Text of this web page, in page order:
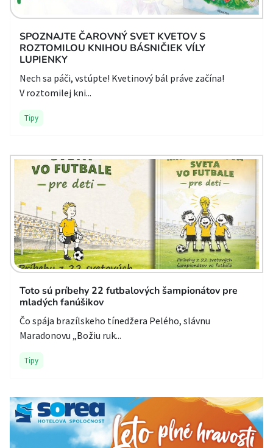
SPOZNAJTE ČAROVNÝ SVET KVETOV S
ROZTOMILOU KNIHOU BÁSNIČIEK VÍLY
LUPIENKY
Nech sa páči, vstúpte! Kvetinový bál práve začína!
V roztomilej kni...
Tipy
Toto sú príbehy 22 futbalových šampionátov pre
mladých fanúšikov
Čo spája brazílskeho tínedžera Pelého, slávnu
Maradonovu „Božiu ruk...
Tipy